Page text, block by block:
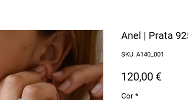
Anel | Prata
SKU: A140_001
120,00 €
Cor *